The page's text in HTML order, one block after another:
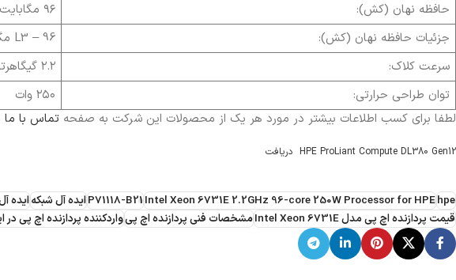
حافظه نهان (کش):
۹۶ مگابایت
جزئیات حافظه نهان (کش):
L3 – 96 مگابایت
سرعت کلاک:
۲.۲ گیگاهرتز
توان طراحی حرارتی:
۲۵۰ وات
لطفا برای کسب اطلاعات بیشتر در مورد هر یک از محصولات این شرکت به صفحه تماس با ما
HPE ProLiant Compute DL380 Gen12 دریافت
hpe
Intel Xeon 6731E 2.2GHz 96-core 250W Processor for HPE
P71118-B21ایده آل شبکهایده
قیمت پردازنده اچ پی مدل Intel Xeon 6731E
مشخصات فنی پردازنده اچ پیواردکننده پردازنده اچ پی در